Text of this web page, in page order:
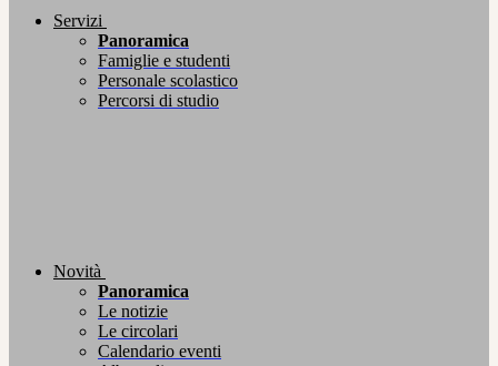
Servizi
Panoramica
Famiglie e studenti
Personale scolastico
Percorsi di studio
Novità
Panoramica
Le notizie
Le circolari
Calendario eventi